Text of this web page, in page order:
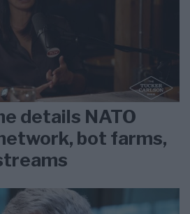
details NATO
bot farms,